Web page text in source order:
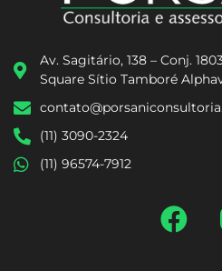
Av. Sagitário, 138 – Conj.
Square Sítio Tamboré
(11) 3090-2324
(11) 96574-7912